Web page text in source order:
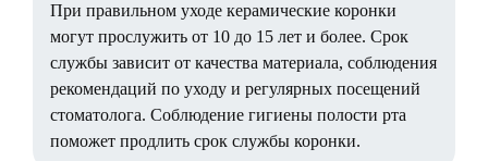
При правильном уходе керамические коронки
могут прослужить от 10 до 15 лет и более. Срок
службы зависит от качества материала, соблюдения
рекомендаций по уходу и регулярных посещений
стоматолога. Соблюдение гигиены полости рта
поможет продлить срок службы коронки.